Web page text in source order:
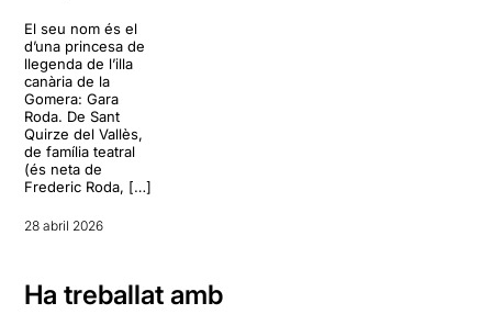
El seu nom és el
d’una princesa de
llegenda de l’illa
canària de la
Gomera: Gara
Roda. De Sant
Quirze del Vallès,
de família teatral
(és neta de
Frederic Roda, […]
28 abril 2026
Ha treballat amb